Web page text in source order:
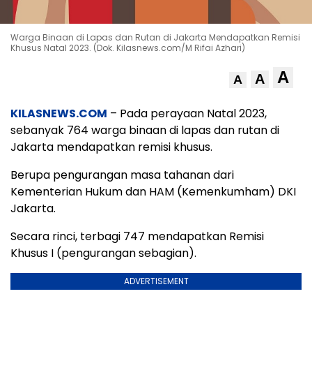
Warga Binaan di Lapas dan Rutan di Jakarta Mendapatkan Remisi
Khusus Natal 2023. (Dok. Kilasnews.com/M Rifai Azhari)
A A A
KILASNEWS.COM – Pada perayaan Natal 2023,
sebanyak 764 warga binaan di lapas dan rutan di
Jakarta mendapatkan remisi khusus.
Berupa pengurangan masa tahanan dari
Kementerian Hukum dan HAM (Kemenkumham) DKI
Jakarta.
Secara rinci, terbagi 747 mendapatkan Remisi
Khusus I (pengurangan sebagian).
ADVERTISEMENT